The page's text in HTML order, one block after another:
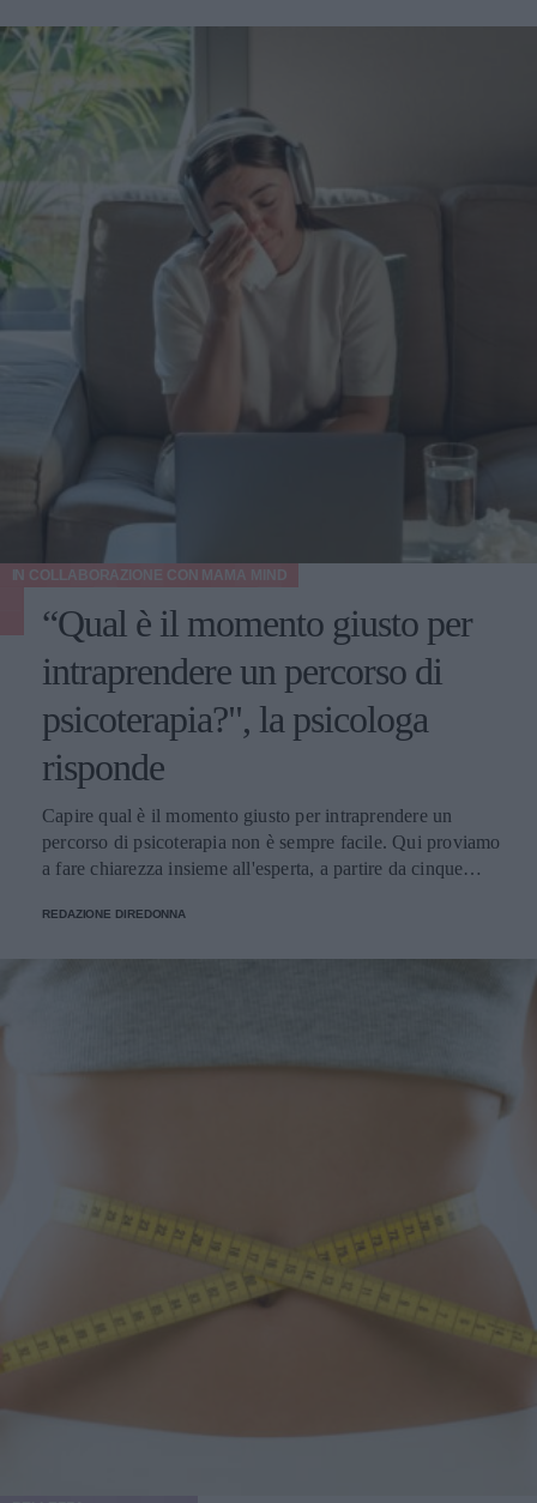
“Qual è il momento giusto per
intraprendere un percorso di
psicoterapia?", la psicologa
risponde
Capire qual è il momento giusto per intraprendere un
percorso di psicoterapia non è sempre facile. Qui proviamo
a fare chiarezza insieme all'esperta, a partire da cinque
IN COLLABORAZIONE CON MAMA MIND
REDAZIONE DIREDONNA